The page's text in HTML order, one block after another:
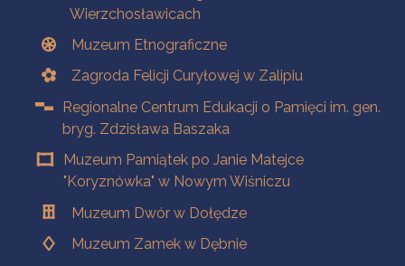
Wierzchosławicach
Muzeum Etnograficzne
Zagroda Felicji Curyłowej w Zalipiu
Regionalne Centrum Edukacji o Pamięci im. gen.
bryg. Zdzisława Baszaka
Muzeum Pamiątek po Janie Matejce
"Koryznówka" w Nowym Wiśniczu
Muzeum Dwór w Dołędze
Muzeum Zamek w Dębnie